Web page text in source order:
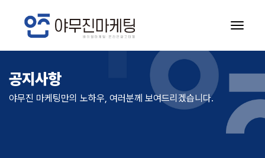
공지사항
공지사항
야무진 마케팅만의 노하우, 여러분께 보여드리겠습니다.